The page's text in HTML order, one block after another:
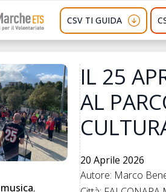
CSV TI GUIDA
musica
IL 25
AL
20 Aprile 2026
Autore: Marco